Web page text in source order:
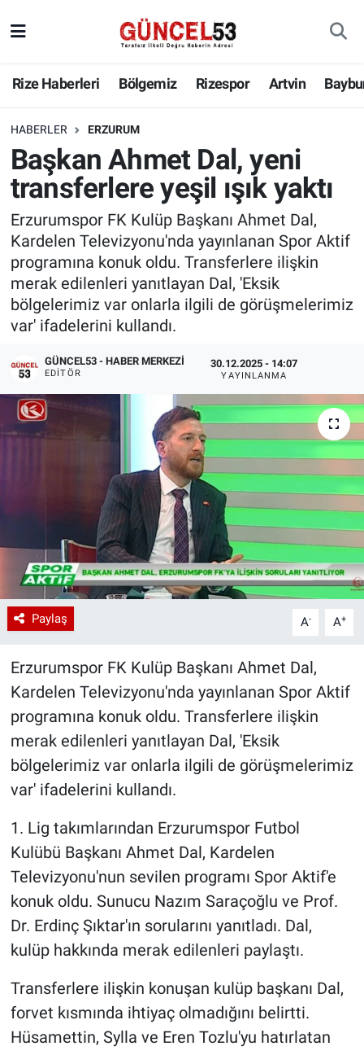
Rize Haberleri Bölgemiz Rizespor Artvin
HABERLER ERZURUM
Başkan Ahmet Dal, yeni
transferlere yeşil ışık yaktı
Erzurumspor FK Kulüp Başkanı Ahmet Dal,
Kardelen Televizyonu'nda yayınlanan Spor Aktif
programına konuk oldu. Transferlere ilişkin
merak edilenleri yanıtlayan Dal, 'Eksik
bölgelerimiz var onlarla ilgili de görüşmelerimiz
var' ifadelerini kullandı.
GÜNCEL53 - HABER MERKEZI
EDITÖR
30.12.2025 - 14:07
YAYINLANMA
Paylaş A- A+
Erzurumspor FK Kulüp Başkanı Ahmet Dal,
Kardelen Televizyonu'nda yayınlanan Spor Aktif
programına konuk oldu. Transferlere ilişkin
merak edilenleri yanıtlayan Dal, 'Eksik
bölgelerimiz var onlarla ilgili de görüşmelerimiz
var' ifadelerini kullandı.
1. Lig takımlarından Erzurumspor Futbol
Kulübü Başkanı Ahmet Dal, Kardelen
Televizyonu'nun sevilen programı Spor Aktif'e
konuk oldu. Sunucu Nazım Saraçoğlu ve Prof.
Dr. Erdinç Şıktar'ın sorularını yanıtladı. Dal,
kulüp hakkında merak edilenleri paylaştı.
Transferlere ilişkin konuşan kulüp başkanı Dal,
forvet kısmında ihtiyaç olmadığını belirtti.
Hüsamettin, Sylla ve Eren Tozlu'yu hatırlatan